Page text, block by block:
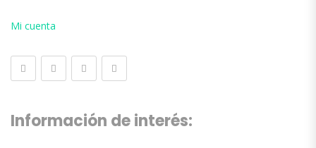
Mi cuenta
Información de interés: